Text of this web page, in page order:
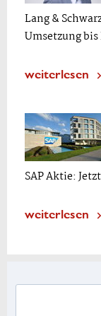
Lang &
Umsetzung bis
weiterlesen
SAP Aktie:
weiterlesen